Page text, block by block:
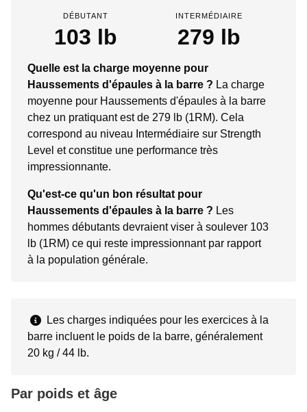
DÉBUTANT
103 lb
INTERMÉDIAIRE
279 lb
Quelle est la charge moyenne pour
Haussements d'épaules à la barre ? La charge
moyenne pour Haussements d'épaules à la barre
chez un pratiquant est de 279 lb (1RM). Cela
correspond au niveau Intermédiaire sur Strength
Level et constitue une performance très
impressionnante.
Qu'est-ce qu'un bon résultat pour
Haussements d'épaules à la barre ? Les
hommes débutants devraient viser à soulever 103
lb (1RM) ce qui reste impressionnant par rapport
à la population générale.
Les charges indiquées pour les exercices à la
barre incluent le poids de la barre, généralement
20 kg / 44 lb.
Par poids et âge